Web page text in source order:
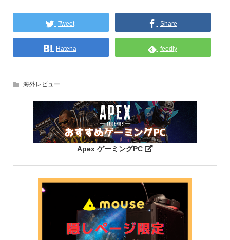
Tweet Share
Hatena feedly
海外レビュー
Apex ゲーミングPC